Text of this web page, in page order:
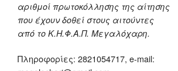
αριθμοί πρωτοκόλλησης της αίτησης
που έχουν δοθεί στους αιτούντες
από το Κ.Η.Φ.Α.Π. Μεγαλόχαρη.
Πληροφορίες: 2821054717, e-mail: